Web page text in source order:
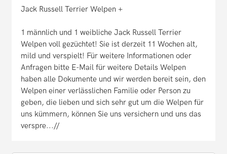
Jack Russell Terrier Welpen +
1 männlich und 1 weibliche Jack Russell Terrier
Welpen voll gezüchtet! Sie ist derzeit 11 Wochen alt,
mild und verspielt! Für weitere Informationen oder
Anfragen bitte E-Mail für weitere Details Welpen
haben alle Dokumente und wir werden bereit sein, den
Welpen einer verlässlichen Familie oder Person zu
geben, die lieben und sich sehr gut um die Welpen für
uns kümmern, können Sie uns versichern und uns das
verspre...//